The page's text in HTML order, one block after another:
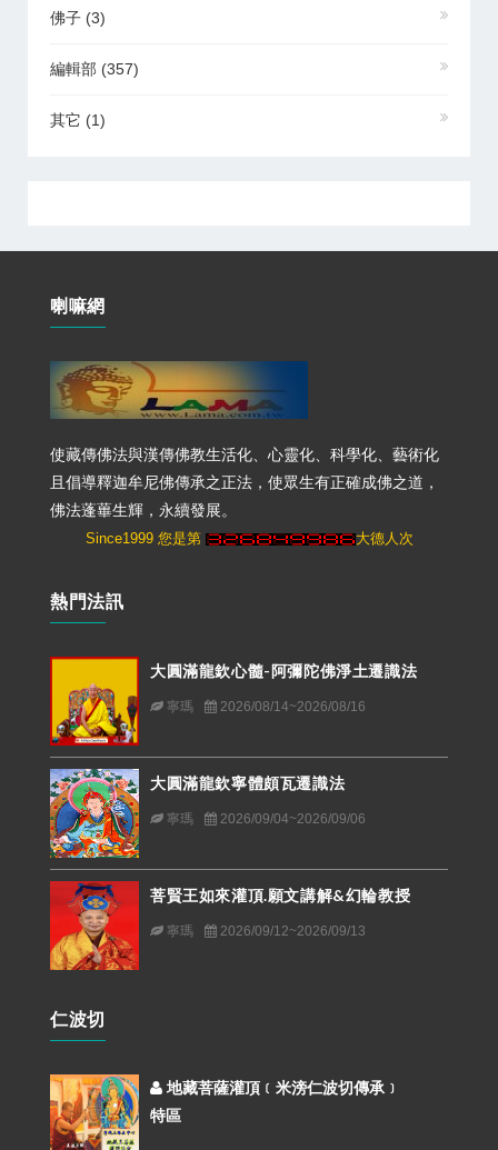
佛子 (3)
編輯部 (357)
其它 (1)
喇嘛網
使藏傳佛法與漢傳佛教生活化、心靈化、科學化、藝術化
且倡導釋迦牟尼佛傳承之正法，使眾生有正確成佛之道，
佛法蓬蓽生輝，永續發展。
Since1999 您是第 大德人次
熱門法訊
大圓滿龍欽心髓-阿彌陀佛淨土遷識法
寧瑪 2026/08/14~2026/08/16
大圓滿龍欽寧體頗瓦遷識法
寧瑪 2026/09/04~2026/09/06
菩賢王如來灌頂.願文講解&幻輪教授
寧瑪 2026/09/12~2026/09/13
仁波切
地藏菩薩灌頂﹝米滂仁波切傳承﹞
特區